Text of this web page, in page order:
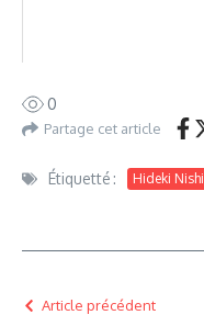
0
Partage cet article
Étiquetté : Hideki Nishi
Article précédent